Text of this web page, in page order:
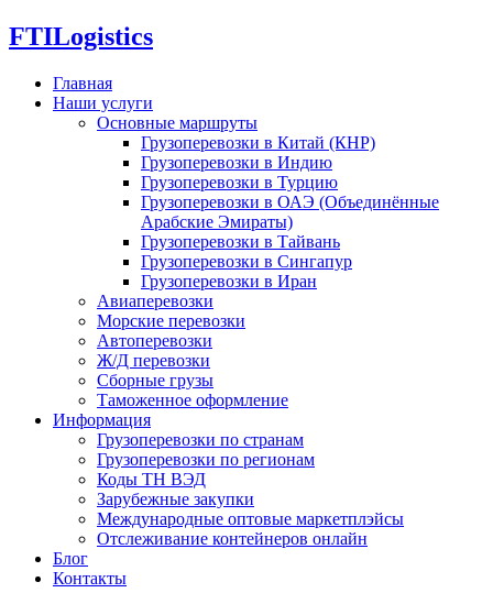
FTILogistics
Главная
Наши услуги
Основные маршруты
Грузоперевозки в Китай (КНР)
Грузоперевозки в Индию
Грузоперевозки в Турцию
Грузоперевозки в ОАЭ (Объединённые
Арабские Эмираты)
Грузоперевозки в Тайвань
Грузоперевозки в Сингапур
Грузоперевозки в Иран
Авиаперевозки
Морские перевозки
Автоперевозки
Ж/Д перевозки
Сборные грузы
Таможенное оформление
Информация
Грузоперевозки по странам
Грузоперевозки по регионам
Коды ТН ВЭД
Зарубежные закупки
Международные оптовые маркетплэйсы
Отслеживание контейнеров онлайн
Блог
Контакты